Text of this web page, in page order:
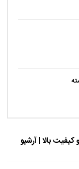
بالا | آرشیو